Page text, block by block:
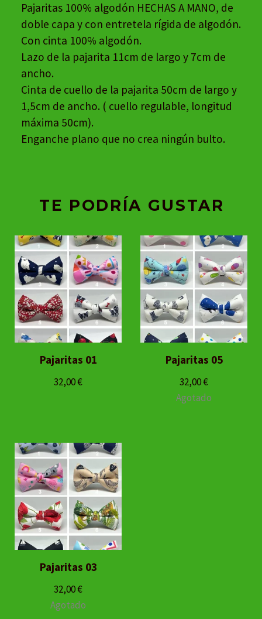
Pajaritas 100% algodón HECHAS A MANO, de
doble capa y con entretela rígida de algodón.
Con cinta 100% algodón.
Lazo de la pajarita 11cm de largo y 7cm de
ancho.
Cinta de cuello de la pajarita 50cm de largo y
1,5cm de ancho. ( cuello regulable, longitud
máxima 50cm).
Enganche plano que no crea ningún bulto.
TE PODRÍA GUSTAR
Pajaritas 01
32,00€
Pajaritas 05
32,00€
Agotado
Pajaritas 03
32,00€
Agotado